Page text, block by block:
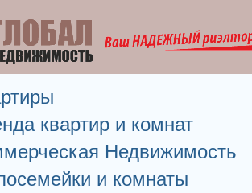
квартир и комнат
Недвижимость
и комнаты